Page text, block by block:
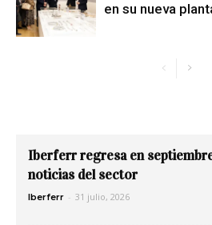
en su nueva
Iberferr regresa en
noticias del sector
Iberferr - 31 julio, 2026